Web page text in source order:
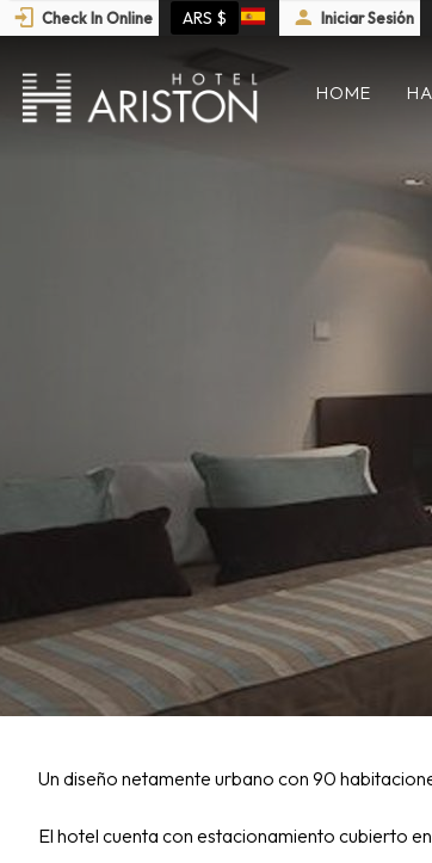
HOME
Check In Online ARS $ Iniciar Sesión
Un diseño netamente urbano con 90
El hotel cuenta con estacionamiento cubierto